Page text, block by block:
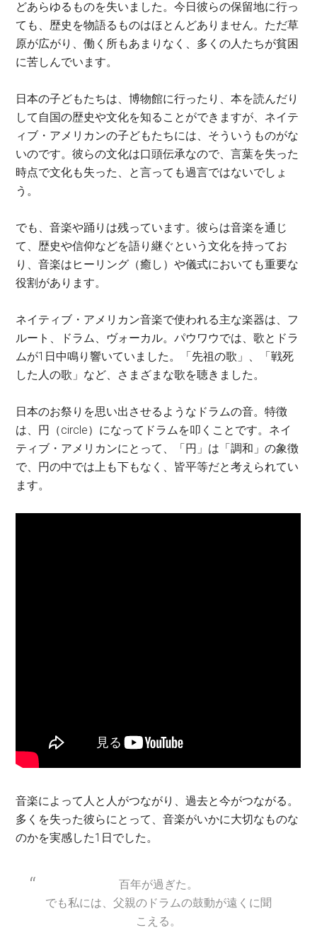
どあらゆるものを失いました。今日彼らの保留地に行っ
ても、歴史を物語るものはほとんどありません。ただ草
原が広がり、働く所もあまりなく、多くの人たちが貧困
に苦しんでいます。
日本の子どもたちは、博物館に行ったり、本を読んだり
して自国の歴史や文化を知ることができますが、ネイテ
ィブ・アメリカンの子どもたちには、そういうものがな
いのです。彼らの文化は口頭伝承なので、言葉を失った
時点で文化も失った、と言っても過言ではないでしょ
う。
でも、音楽や踊りは残っています。彼らは音楽を通じ
て、歴史や信仰などを語り継ぐという文化を持ってお
り、音楽はヒーリング（癒し）や儀式においても重要な
役割があります。
ネイティブ・アメリカン音楽で使われる主な楽器は、フ
ルート、ドラム、ヴォーカル。パウワウでは、歌とドラ
ムが1日中鳴り響いていました。「先祖の歌」、「戦死
した人の歌」など、さまざまな歌を聴きました。
日本のお祭りを思い出させるようなドラムの音。特徴
は、円（circle）になってドラムを叩くことです。ネイ
ティブ・アメリカンにとって、「円」は「調和」の象徴
で、円の中では上も下もなく、皆平等だと考えられてい
ます。
音楽によって人と人がつながり、過去と今がつながる。
多くを失った彼らにとって、音楽がいかに大切なものな
のかを実感した1日でした。
百年が過ぎた。
でも私には、父親のドラムの鼓動が遠くに聞
こえる。